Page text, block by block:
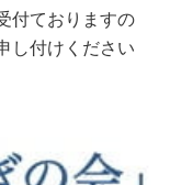
付ておりますの
し付けください